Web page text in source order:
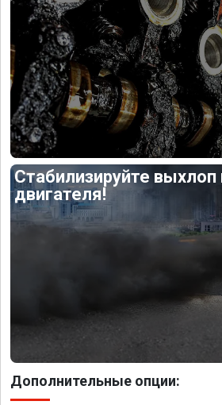
Стабилизируйте выхлоп
двигателя!
Дополнительные опции: